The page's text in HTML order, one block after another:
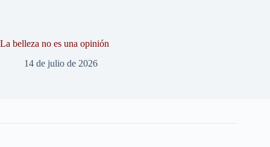
La belleza no es una opinión
14 de julio de 2026